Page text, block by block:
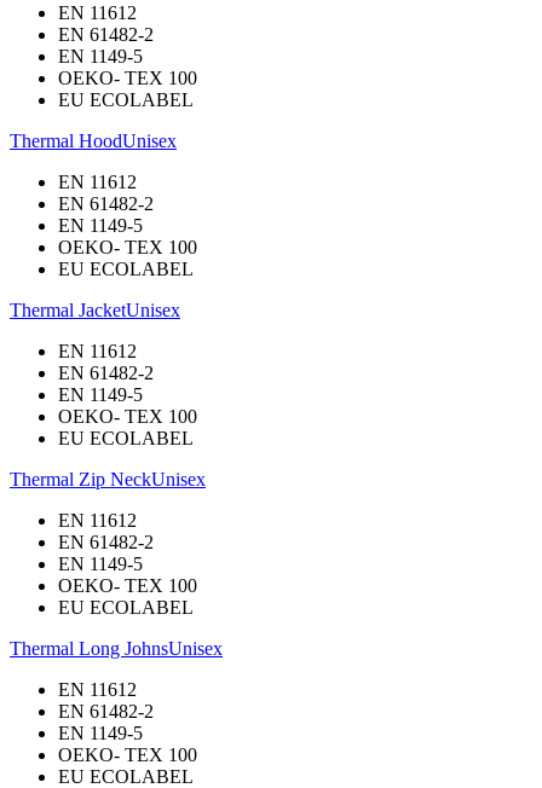
EN 11612
EN 61482-2
EN 1149-5
OEKO- TEX 100
EU ECOLABEL
Thermal HoodUnisex
EN 11612
EN 61482-2
EN 1149-5
OEKO- TEX 100
EU ECOLABEL
Thermal JacketUnisex
EN 11612
EN 61482-2
EN 1149-5
OEKO- TEX 100
EU ECOLABEL
Thermal Zip NeckUnisex
EN 11612
EN 61482-2
EN 1149-5
OEKO- TEX 100
EU ECOLABEL
Thermal Long JohnsUnisex
EN 11612
EN 61482-2
EN 1149-5
OEKO- TEX 100
EU ECOLABEL